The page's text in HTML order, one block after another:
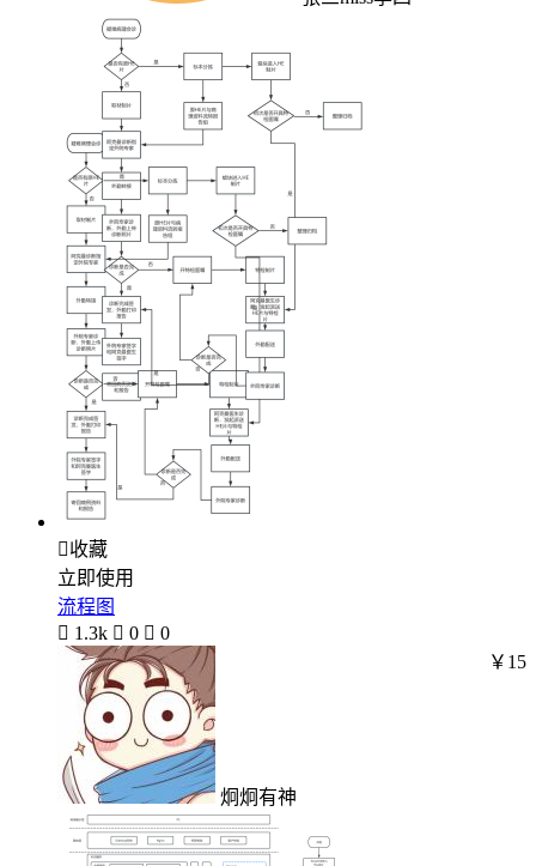
收藏
立即使用
流程图
 1.3k  0  0
炯炯有神
￥15